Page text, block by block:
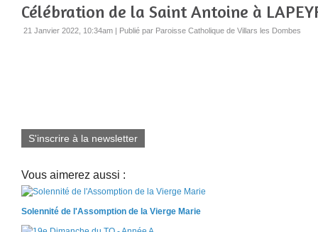
Célébration de la Saint Antoine à
21 Janvier 2022, 10:34am | Publié par Paroisse Catholique de Villars les Dombes
S'inscrire à la newsletter
Vous aimerez aussi :
Solennité de l'Assomption de la Vierge Marie